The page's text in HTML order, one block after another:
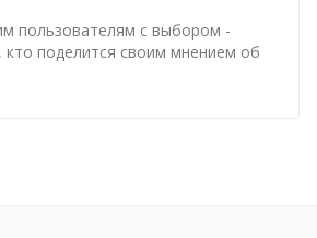
пользователям с выбором -
кто поделится своим мнением об